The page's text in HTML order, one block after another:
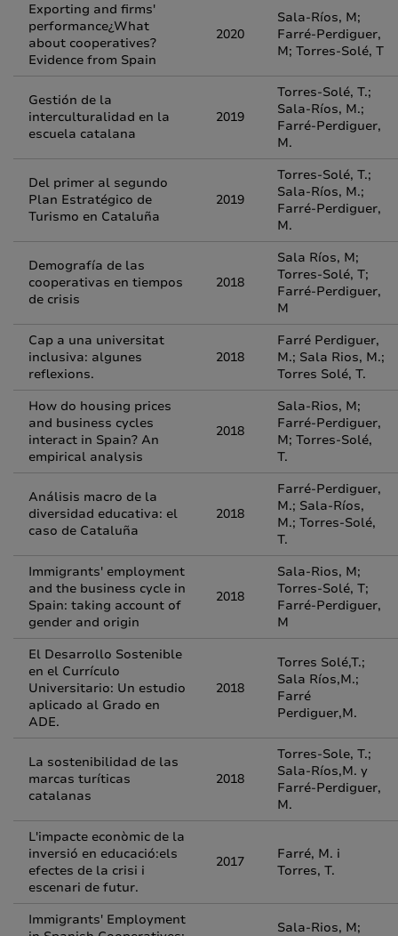
Exporting and firms'
performance¿What
about cooperatives?
Evidence from Spain
2020
Sala-Ríos, M;
Farré-Perdiguer,
M; Torres-Solé, T
Gestión de la
interculturalidad en la
escuela catalana
2019
Torres-Solé, T.;
Sala-Ríos, M.;
Farré-Perdiguer,
M.
Del primer al segundo
Plan Estratégico de
Turismo en Cataluña
2019
Torres-Solé, T.;
Sala-Ríos, M.;
Farré-Perdiguer,
M.
Demografía de las
cooperativas en tiempos
de crisis
2018
Sala Ríos, M;
Torres-Solé, T;
Farré-Perdiguer,
M
Cap a una universitat
inclusiva: algunes
reflexions.
2018
Farré Perdiguer,
M.; Sala Rios, M.;
Torres Solé, T.
How do housing prices
and business cycles
interact in Spain? An
empirical analysis
2018
Sala-Rios, M;
Farré-Perdiguer,
M; Torres-Solé,
T.
Análisis macro de la
diversidad educativa: el
caso de Cataluña
2018
Farré-Perdiguer,
M.; Sala-Ríos,
M.; Torres-Solé,
T.
Immigrants' employment
and the business cycle in
Spain: taking account of
gender and origin
2018
Sala-Rios, M;
Torres-Solé, T;
Farré-Perdiguer,
M
El Desarrollo Sostenible
en el Currículo
Universitario: Un estudio
aplicado al Grado en
ADE.
2018
Torres Solé,T.;
Sala Ríos,M.;
Farré
Perdiguer,M.
La sostenibilidad de las
marcas turíticas
catalanas
2018
Torres-Sole, T.;
Sala-Ríos,M. y
Farré-Perdiguer,
M.
L'impacte econòmic de la
inversió en educació:els
efectes de la crisi i
escenari de futur.
2017
Farré, M. i
Torres, T.
Immigrants' Employment
Sala-Rios, M;